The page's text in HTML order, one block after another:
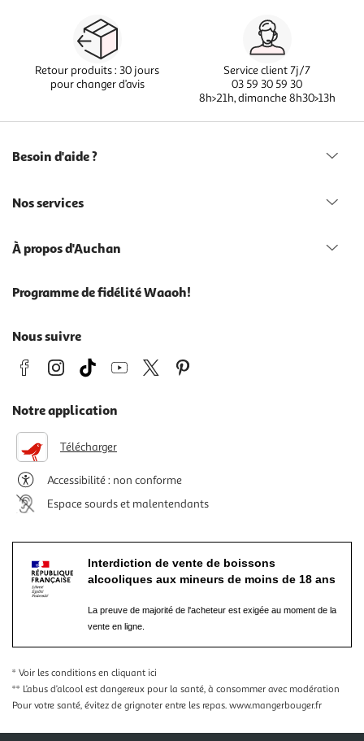
Retour produits : 30 jours
pour changer d’avis
Service client 7j/7
03 59 30 59 30
8h>21h, dimanche 8h30>13h
Besoin d'aide ?
Nos services
À propos d'Auchan
Programme de fidélité Waaoh!
Nous suivre
Notre application
Télécharger
Accessibilité : non conforme
Espace sourds et malentendants
Interdiction de vente de boissons
alcooliques aux mineurs de moins de 18 ans
La preuve de majorité de l'acheteur est exigée au moment de la
vente en ligne.
* Voir les conditions en cliquant ici
** L’abus d’alcool est dangereux pour la santé, à consommer avec modération
Pour votre santé, évitez de grignoter entre les repas. www.mangerbouger.fr